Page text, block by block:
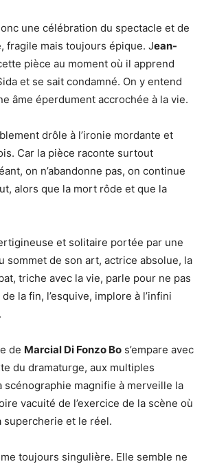
une célébration du spectacle et de
fragile mais toujours épique. Jean-
pièce au moment où il apprend
et se sait condamné. On y entend
âme éperdument accrochée à la vie.
drôle à l’ironie mordante et
Car la pièce raconte surtout
on n’abandonne pas, on continue
alors que la mort rôde et que la
et solitaire portée par une
sommet de son art, actrice absolue, la
triche avec la vie, parle pour ne pas
la fin, l’esquive, implore à l’infini
de Marcial Di Fonzo Bo s’empare avec
du dramaturge, aux multiples
scénographie magnifie à merveille la
vacuité de l’exercice de la scène où
supercherie et le réel.
toujours singulière. Elle semble ne